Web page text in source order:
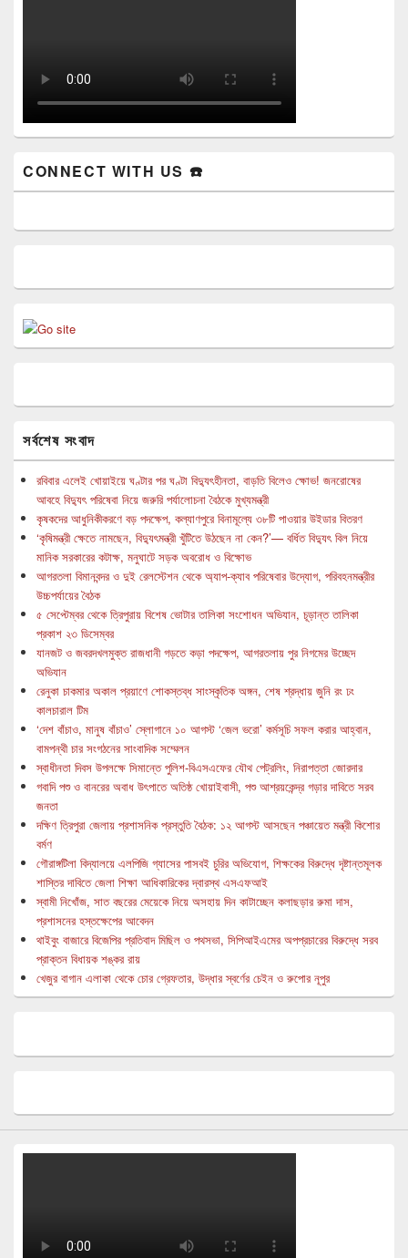
CONNECT WITH US ☎️
সর্বশেষ সংবাদ
রবিবার এলেই খোয়াইয়ে ঘণ্টার পর ঘণ্টা বিদ্যুৎহীনতা, বাড়তি বিলেও ক্ষোভ! জনরোষের
আবহে বিদ্যুৎ পরিষেবা নিয়ে জরুরি পর্যালোচনা বৈঠকে মুখ্যমন্ত্রী
কৃষকদের আধুনিকীকরণে বড় পদক্ষেপ, কল্যাণপুরে বিনামূল্যে ৩৮টি পাওয়ার উইডার বিতরণ
‘কৃষিমন্ত্রী ক্ষেতে নামছেন, বিদ্যুৎমন্ত্রী খুঁটিতে উঠছেন না কেন?’— বর্ধিত বিদ্যুৎ বিল নিয়ে
মানিক সরকারের কটাক্ষ, মনুঘাটে সড়ক অবরোধ ও বিক্ষোভ
আগরতলা বিমানবন্দর ও দুই রেলস্টেশন থেকে অ্যাপ-ক্যাব পরিষেবার উদ্যোগ, পরিবহনমন্ত্রীর
উচ্চপর্যায়ের বৈঠক
৫ সেপ্টেম্বর থেকে ত্রিপুরায় বিশেষ ভোটার তালিকা সংশোধন অভিযান, চূড়ান্ত তালিকা
প্রকাশ ২৩ ডিসেম্বর
যানজট ও জবরদখলমুক্ত রাজধানী গড়তে কড়া পদক্ষেপ, আগরতলায় পুর নিগমের উচ্ছেদ
অভিযান
রেনুকা চাকমার অকাল প্রয়াণে শোকস্তব্ধ সাংস্কৃতিক অঙ্গন, শেষ শ্রদ্ধায় জুনি রং ঢং
কালচারাল টিম
‘দেশ বাঁচাও, মানুষ বাঁচাও’ স্লোগানে ১০ আগস্ট ‘জেল ভরো’ কর্মসূচি সফল করার আহ্বান,
বামপন্থী চার সংগঠনের সাংবাদিক সম্মেলন
স্বাধীনতা দিবস উপলক্ষে সিমান্তে পুলিশ-বিএসএফের যৌথ পেট্রলিং, নিরাপত্তা জোরদার
গবাদি পশু ও বানরের অবাধ উৎপাতে অতিষ্ঠ খোয়াইবাসী, পশু আশ্রয়কেন্দ্র গড়ার দাবিতে সরব
জনতা
দক্ষিণ ত্রিপুরা জেলায় প্রশাসনিক প্রস্তুতি বৈঠক: ১২ আগস্ট আসছেন পঞ্চায়েত মন্ত্রী কিশোর
বর্মণ
গৌরাঙ্গটিলা বিদ্যালয়ে এলপিজি গ্যাসের পাসবই চুরির অভিযোগ, শিক্ষকের বিরুদ্ধে দৃষ্টান্তমূলক
শাস্তির দাবিতে জেলা শিক্ষা আধিকারিকের দ্বারস্থ এসএফআই
স্বামী নিখোঁজ, সাত বছরের মেয়েকে নিয়ে অসহায় দিন কাটাচ্ছেন কলাছড়ার রুমা দাস,
প্রশাসনের হস্তক্ষেপের আবেদন
থাইবুং বাজারে বিজেপির প্রতিবাদ মিছিল ও পথসভা, সিপিআইএমের অপপ্রচারের বিরুদ্ধে সরব
প্রাক্তন বিধায়ক শঙ্কর রায়
খেজুর বাগান এলাকা থেকে চোর গ্রেফতার, উদ্ধার স্বর্ণের চেইন ও রুপোর নূপুর